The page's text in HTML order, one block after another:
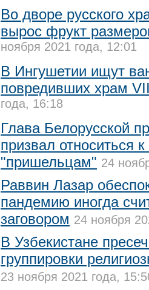
Во дворе русского
вырос фрукт
ноября 2021 года, 12:01
В Ингушетии ищут
повредивших храм
года, 16:18
Глава Белорусской
призвал относиться
"пришельцам" 24
Раввин Лазар
пандемию иногда
заговором 24 ноября
В Узбекистане
группировки
23 ноября 2021 года,